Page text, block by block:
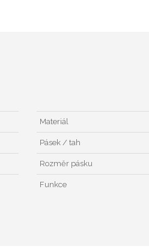
Materiál
Pásek / tah
Rozměr pásku
Funkce